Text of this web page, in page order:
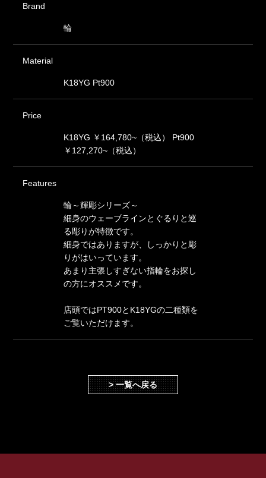
Brand
輪
Material
K18YG Pt900
Price
K18YG ￥164,780~（税込） Pt900
￥127,270~（税込）
Features
輪～輝彫シリーズ～
細身のウェーブラインとぐるりと巡
る彫りが特徴です。
細身ではありますが、しっかりと彫
りがはいっています。
あまり主張しすぎない指輪をお探し
の方にオススメです。
店頭ではPT900とK18YGの二種類を
ご覧いただけます。
> 一覧へ戻る